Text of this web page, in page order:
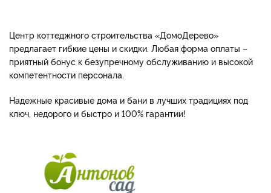
Центр коттеджного строительства «ДомоДерево»
предлагает гибкие цены и скидки. Любая форма оплаты –
приятный бонус к безупречному обслуживанию и высокой
компетентности персонала.
Надежные красивые дома и бани в лучших традициях под
ключ, недорого и быстро и 100% гарантии!